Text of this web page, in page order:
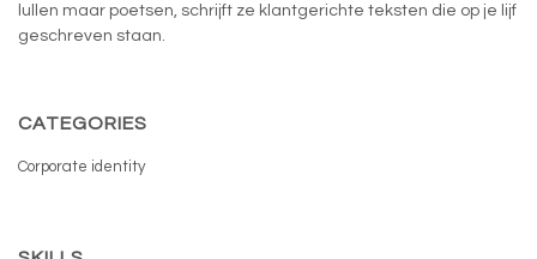
lullen maar poetsen, schrijft ze klantgerichte teksten die op je lijf
geschreven staan.
CATEGORIES
Corporate identity